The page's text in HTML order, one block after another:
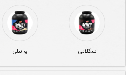
شکلاتی وانیلی